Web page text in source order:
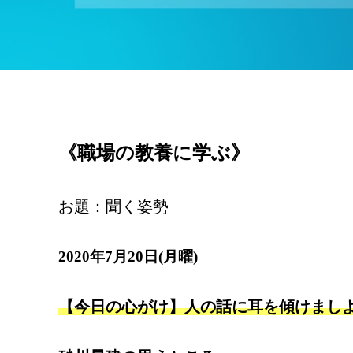
《職場の教養に学ぶ》
お題：聞く姿勢
2020年7月20日(月曜)
【今日の心がけ】人の話に耳を傾けまし